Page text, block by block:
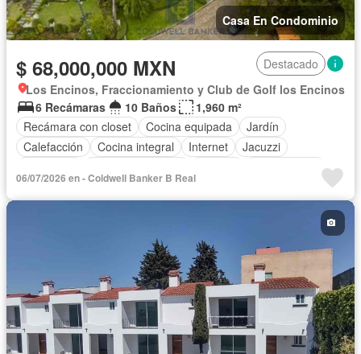
Casa En Condominio
$ 68,000,000 MXN
Destacado
Los Encinos, Fraccionamiento y Club de Golf los Encinos
6 Recámaras
10 Baños
1,960 m²
Recámara con closet
Cocina equipada
Jardín
Calefacción
Cocina integral Internet
Jacuzzi
06/07/2026 en - Coldwell Banker B Real